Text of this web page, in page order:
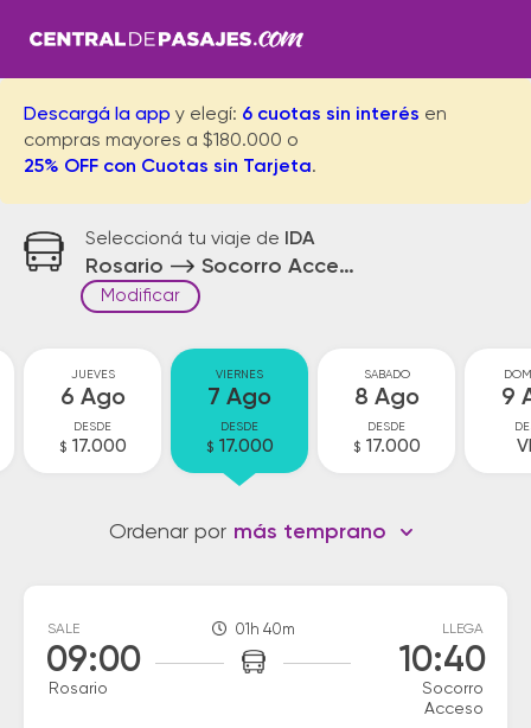
Descargá la app y elegí: 6 cuotas sin interés en
compras mayores a $180.000 o
25% OFF con Cuotas sin Tarjeta.
Seleccioná tu viaje de IDA
Rosario Socorro Acceso
Modificar
JUEVES
6 Ago
DESDE
$ 17.000
VIERNES
7 Ago
DESDE
$ 17.000
SABADO
8 Ago
DESDE
$ 17.000
9
Ordenar por más temprano
SALE
09:00
Rosario
01h 40m LLEGA
10:40
Socorro
Acceso